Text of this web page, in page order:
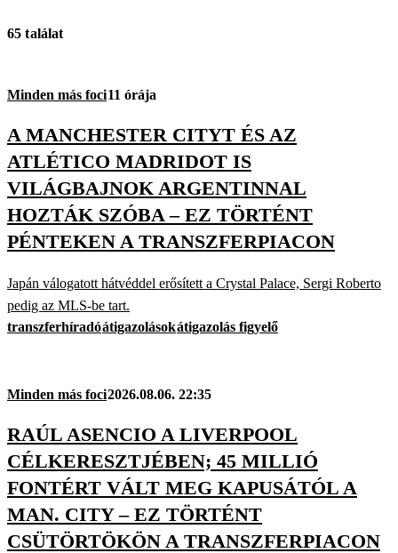
65 találat
Minden más foci11 órája
A MANCHESTER CITYT ÉS AZ
ATLÉTICO MADRIDOT IS
VILÁGBAJNOK ARGENTINNAL
HOZTÁK SZÓBA – EZ TÖRTÉNT
PÉNTEKEN A TRANSZFERPIACON
Japán válogatott hátvéddel erősített a Crystal Palace, Sergi Roberto
pedig az MLS-be tart.
transzferhíradóátigazolásokátigazolás figyelő
Minden más foci2026.08.06. 22:35
RAÚL ASENCIO A LIVERPOOL
CÉLKERESZTJÉBEN; 45 MILLIÓ
FONTÉRT VÁLT MEG KAPUSÁTÓL A
MAN. CITY – EZ TÖRTÉNT
CSÜTÖRTÖKÖN A TRANSZFERPIACON